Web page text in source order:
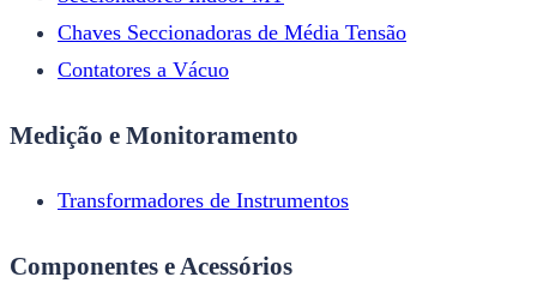
Chaves Seccionadoras de Média Tensão
Contatores a Vácuo
Medição e Monitoramento
Transformadores de Instrumentos
Componentes e Acessórios